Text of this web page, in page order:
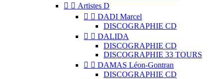
  Artistes D
  DADI Marcel
DISCOGRAPHIE CD
  DALIDA
DISCOGRAPHIE CD
DISCOGRAPHIE 33 TOURS
  DAMAS Léon-Gontran
DISCOGRAPHIE CD